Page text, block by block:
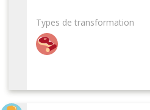
Types de transformation